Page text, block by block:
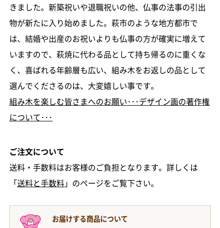
きました。新築祝いや退職祝いの他、仏事の法事の引出
物が新たに入り始めました。萩市のような地方都市で
は、結婚や出産のお祝いよりも仏事の方が確実に増えて
いますので、萩焼に代わる品として持ち帰るのに重くな
く、喜ばれる年齢層も広い、組み木をお返しの品として
選んでくださるのは、大変嬉しい事です。
組み木を楽しむ皆さまへのお願い･･･デザイン画の著作権
について･･･
ご注文について
送料・手数料はお客様のご負担となります。詳しくは
「送料と手数料」のページをご覧下さい。
お届けする商品について